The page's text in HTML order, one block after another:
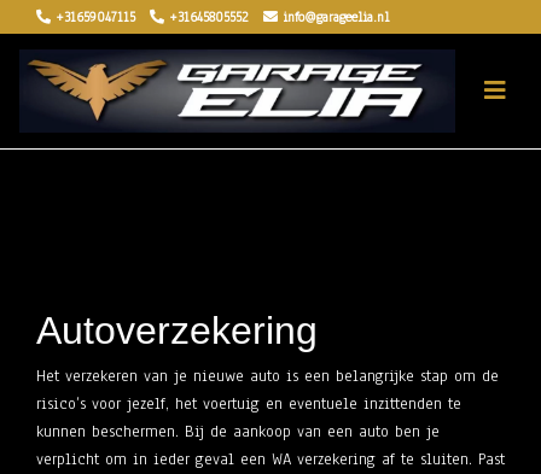
+31659047115 +31645805552 info@garageelia.nl
Autoverzekering
Het verzekeren van je nieuwe auto is een belangrijke stap om de
risico’s voor jezelf, het voertuig en eventuele inzittenden te
kunnen beschermen. Bij de aankoop van een auto ben je
verplicht om in ieder geval een WA verzekering af te sluiten. Past